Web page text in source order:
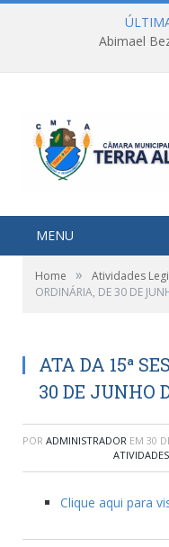
Abimael
MENU
Home » Atividades
ORDINÁRIA, DE 30 DE
ATA DA 15ª
30 DE JUNHO
POR ADMINISTRADOR EM 30
Clique aqui para